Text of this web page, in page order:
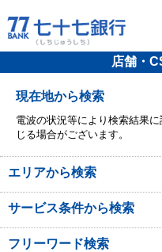
店舗・
現在地から検索
電波の状況等により検索結果に
じる場合がございます。
エリアから検索
サービス条件から検索
フリーワード検索